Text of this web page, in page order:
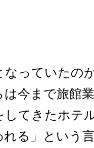
っていたの
今まで旅館
てきたホテ
れる」という